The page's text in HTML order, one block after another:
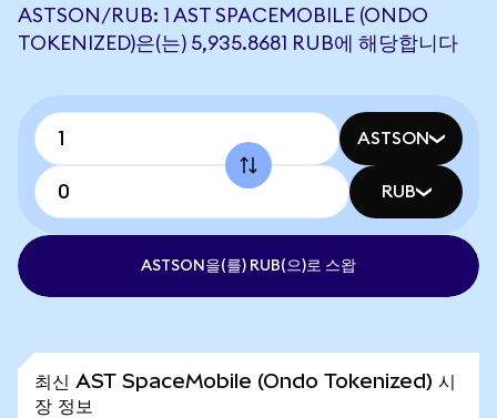
ASTSON/RUB: 1 AST SPACEMOBILE (ONDO
TOKENIZED)은(는) 5,935.8681 RUB에 해당합니다
ASTSON
RUB
ASTSON을(를) RUB(으)로 스왑
최신 AST SpaceMobile (Ondo Tokenized) 시
장 정보